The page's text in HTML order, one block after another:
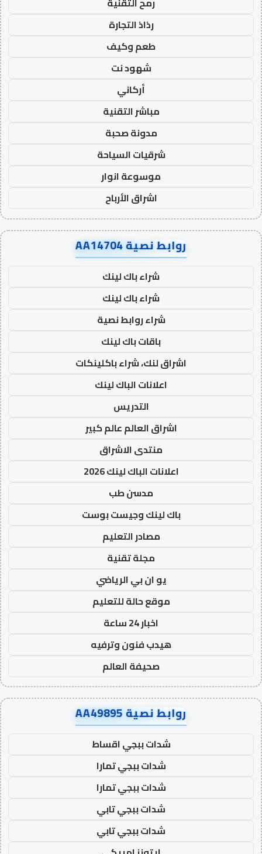
رذاذ التجارة
طعم وكيف
شهود نت
أركاني
مباشر التقنية
مدونة صحبة
شرقيات السياحة
موسوعة انوار
اشراق الأرباح
روابط نصية AA14704
شراء باك لينك
شراء باك لينك
شراء روابط نصية
باقات باك لينك
اشراق لنك، شراء باكلينكات
اعلانات الباك لينك
التدريس
اشراق العالم عالم كبير
منتدى الاشراق
اعلانات الباك لينك 2026
مدسن طب
باك لينك وجيست بوست
مصادر التعليم
مجلة تقنية
يو ان بي الرياضي
موقع حالة للتعليم
اخبار 24 ساعة
هيدب فنون وترفيه
صحيفة العالم
روابط نصية AA49895
شدات ببجي اقساط
شدات ببجي تمارا
شدات ببجي تمارا
شدات ببجي تابي
شدات ببجي تابي